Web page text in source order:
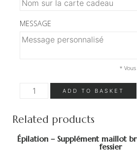
MESSAGE
*
Épilation
Supplément
fesses
quantity
ADD TO BASKET
Related products
Épilation – Supplément maillot
fessier